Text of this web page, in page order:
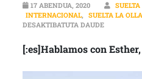
17 ABENDUA, 2020
INTERNACIONAL, SUELTA LA OLLA
DESAKTIBATUTA DAUDE[:ES]CINCO
[:es]Hablamos con